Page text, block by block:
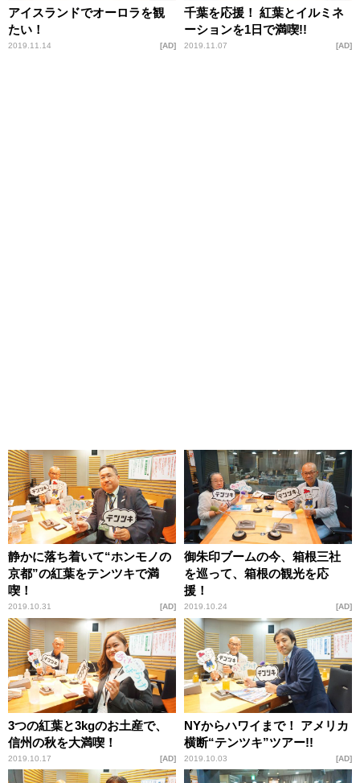
アイスランドでオーロラを観
たい！
2019.11.14 AD
千葉を応援！ 紅葉とイルミネ
ーションを1日で満喫!!
2019.11.07 AD
静かに落ち着いて“ホンモノの
京都”の紅葉をテンツキで満
喫！
2019.10.31 AD
御朱印ブームの今、箱根三社
を巡って、箱根の観光を応
援！
2019.10.24 AD
3つの紅葉と3kgのお土産で、
信州の秋を大満喫！
2019.10.17 AD
NYからハワイまで！ アメリカ
横断“テンツキ”ツアー!!
2019.10.03 AD